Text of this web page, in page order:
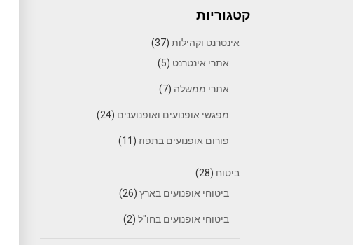
קטגוריות
אינטרנט וקהילות (37)
אתרי אינטרנט (5)
אתרי ממשלה (7)
מפגשי אופנועים ואופנוענים (24)
פורום אופנועים בתפוז (11)
ביטוח (28)
ביטוחי אופנועים בארץ (26)
ביטוחי אופנועים בחו"ל (2)